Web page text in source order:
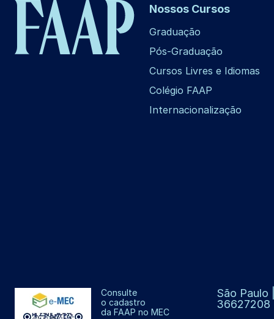
Nossos Cursos
Graduação
Pós-Graduação
Cursos Livres e Idiomas
Colégio FAAP
Internacionalização
Consulte
o cadastro
da FAAP no MEC
São Paulo
36627208